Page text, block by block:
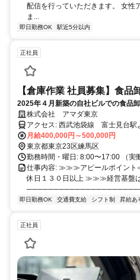
配信を行っていただきます。 女性
ま...
即日勤務OK 駅近5分以内
正社員
【倉庫作業 社員募集】食品
2025年４月新築の自社ビルでの食品
す！！月10日休み！
株式会社 アマダ東京
アクセス: 西武池袋線 富士見台駅より徒歩１５分 西武池袋線 中村
橋駅より徒歩１７分 ※自転
月給400,000円～500,000円
東京都東京23区練馬区
勤務時間・曜日: 8:00〜17:00 （実
仕事内容: ≫≫≫アピールポイント
休日１３０日以上 ≫≫≫経営基盤
即日勤務OK 交通費支給 シフト制 昇給あ
正社員